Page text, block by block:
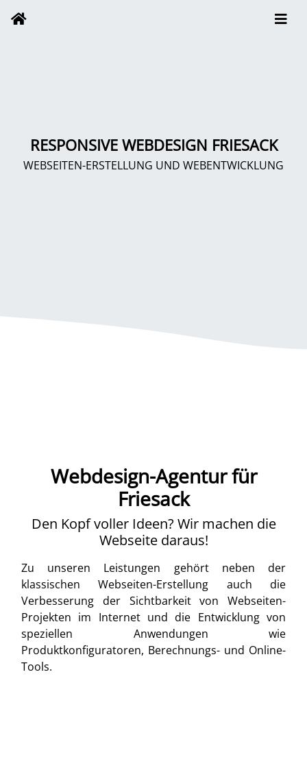
RESPONSIVE WEBDESIGN FRIESACK
WEBSEITEN-ERSTELLUNG UND WEBENTWICKLUNG
Webdesign-Agentur für
Friesack
Den Kopf voller Ideen? Wir machen die
Webseite daraus!
Zu unseren Leistungen gehört neben der
klassischen Webseiten-Erstellung auch die
Verbesserung der Sichtbarkeit von Webseiten-
Projekten im Internet und die Entwicklung von
speziellen Anwendungen wie
Produktkonfiguratoren, Berechnungs- und Online-
Tools.